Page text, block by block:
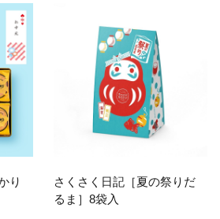
り
さくさく日記［夏の祭りだ
るま］8袋入